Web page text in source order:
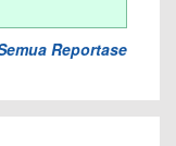
Reportase